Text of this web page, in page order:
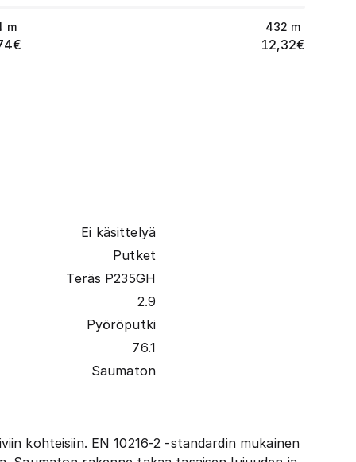
m
€
432 m
12,32€
Ei käsittelyä
Putket
Teräs P235GH
2.9
Pyöröputki
76.1
Saumaton
kohteisiin. EN 10216-2 -standardin mukainen